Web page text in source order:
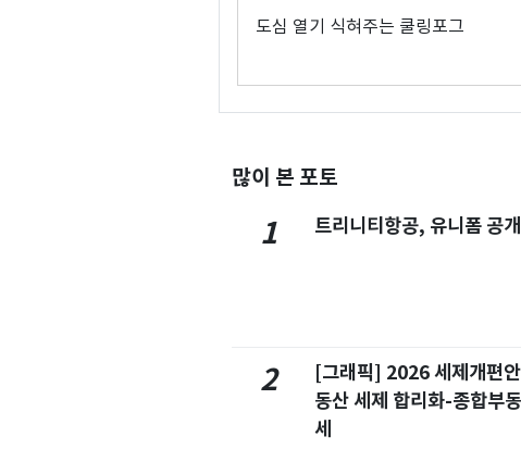
도심 열기 식혀주는 쿨링포그
많이 본 포토
1 트리니티항공, 유니폼 공개
2
[그래픽] 2026 세제개편
동산 세제 합리화-종합부
세